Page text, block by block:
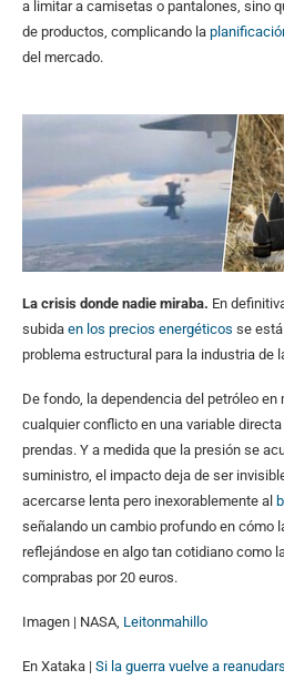
a limitar a camisetas o pantalones, sino
de productos, complicando la
del mercado.
La crisis donde nadie miraba. En
subida en los precios energéticos se
problema estructural para la industria de
De fondo, la dependencia del petróleo
cualquier conflicto en una variable directa
prendas. Y a medida que la presión se
suministro, el impacto deja de ser
acercarse lenta pero inexorablemente al
señalando un cambio profundo en cómo
reflejándose en algo tan cotidiano como
comprabas por 20 euros.
Imagen | NASA, Leitonmahillo
En Xataka | Si la guerra vuelve a